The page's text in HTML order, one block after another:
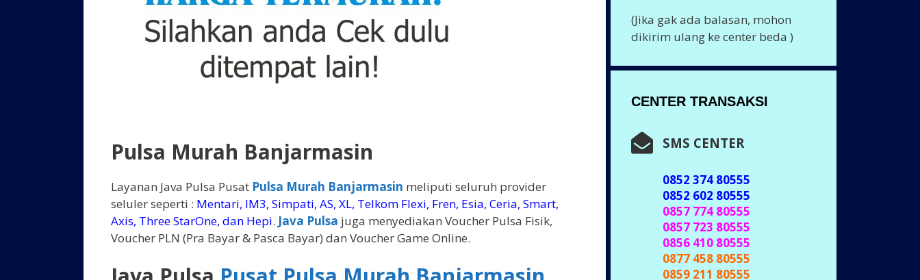
Pulsa Murah Banjarmasin
Layanan Java Pulsa Pusat Pulsa Murah Banjarmasin meliputi seluruh provider
seluler seperti : Mentari, IM3, Simpati, AS, XL, Telkom Flexi, Fren, Esia, Ceria, Smart,
Axis, Three StarOne, dan Hepi. Java Pulsa juga menyediakan Voucher Pulsa Fisik,
Voucher PLN (Pra Bayar & Pasca Bayar) dan Voucher Game Online.
(Jika gak ada balasan, mohon
dikirim ulang ke center beda )
CENTER TRANSAKSI
SMS CENTER
0852 374 80555
0852 602 80555
0857 774 80555
0857 723 80555
0856 410 80555
0877 458 80555
0859 211 80555